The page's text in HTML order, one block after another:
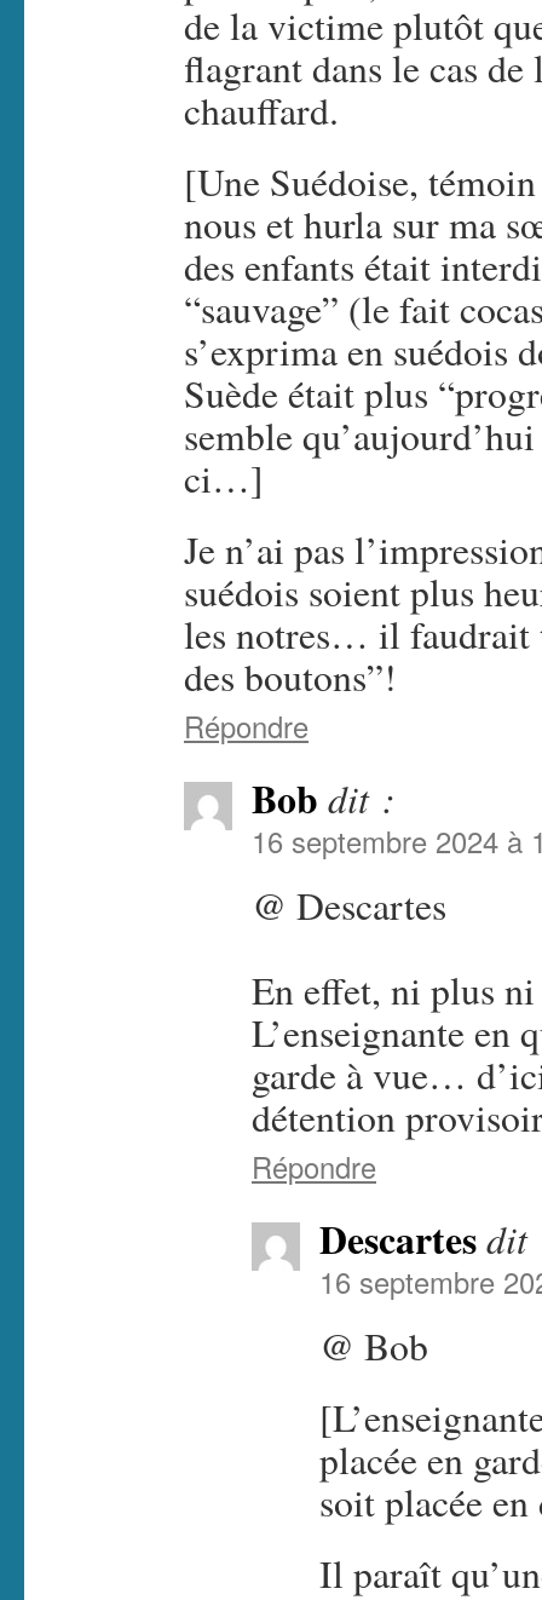
de la victime plutôt
flagrant dans le cas
chauffard.
[Une Suédoise,
nous et hurla sur ma
des enfants était
“sauvage” (le fait
s’exprima en suédois
Suède était plus
semble
ci…]
Je n’ai pas
suédois soient plus
les notres… il faudrait
des boutons”!
Répondre
Bob dit :
16 septembre 2024 à
@ Descartes
En effet, ni plus
L’enseignante en
garde à vue…
détention
Répondre
Descartesdit
16 septembre
@ Bob
placée en
soit placée
Il paraît